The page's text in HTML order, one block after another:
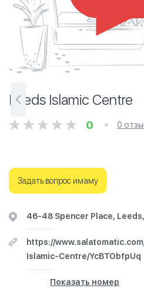
Leeds Islamic Centre
0 0
Задать вопрос имаму
46-48 Spencer Place,
https://
Islamic-Centre/YcBTObfpUq
Показать номер